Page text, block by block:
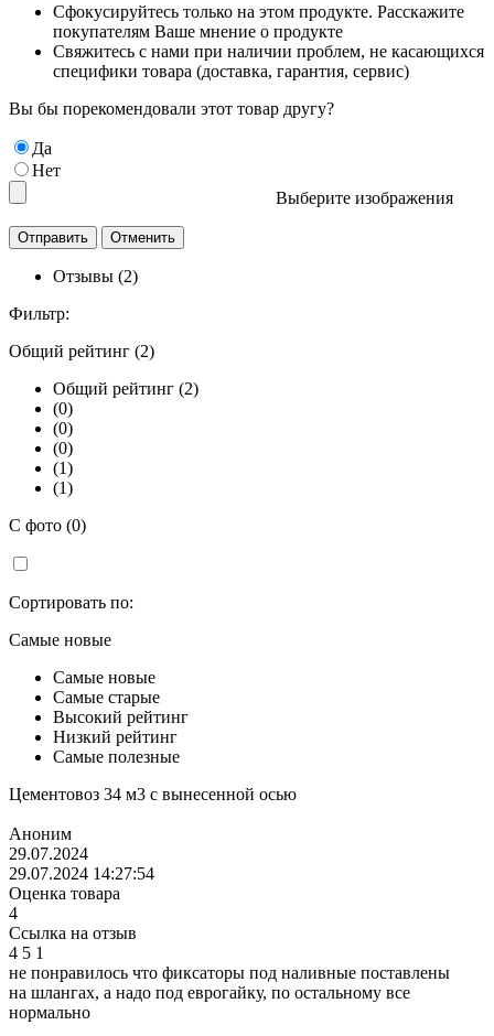
Сфокусируйтесь только на этом продукте. Расскажите
покупателям Ваше мнение о продукте
Свяжитесь с нами при наличии проблем, не касающихся
специфики товара (доставка, гарантия, сервис)
Вы бы порекомендовали этот товар другу?
Да
Нет
Выберите изображения
Отзывы (2)
Фильтр:
Общий рейтинг (2)
Общий рейтинг (2)
(0)
(0)
(0)
(1)
(1)
С фото (0)
Сортировать по:
Самые новые
Самые новые
Самые старые
Высокий рейтинг
Низкий рейтинг
Самые полезные
Цементовоз 34 м3 с вынесенной осью
Аноним
29.07.2024
29.07.2024 14:27:54
Оценка товара
4
Ссылка на отзыв
4 5 1
не понравилось что фиксаторы под наливные поставлены
на шлангах, а надо под еврогайку, по остальному все
нормально